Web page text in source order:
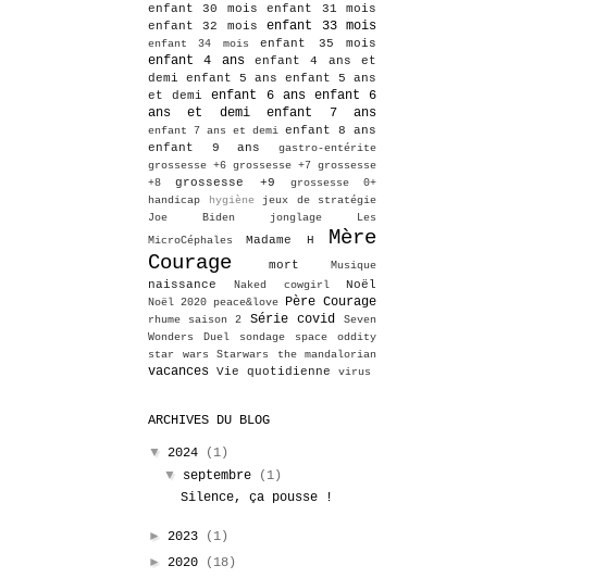
enfant 30 mois
enfant 31 mois
enfant 32 mois
enfant 33 mois
enfant 34 mois enfant 35 mois
enfant 4 ans
enfant 4 ans et
demi
enfant 5 ans
enfant 5 ans
et demi
enfant 6 ans enfant 6
ans et demi
enfant 7 ans
enfant 7 ans et demi enfant 8 ans
enfant 9 ans
gastro-entérite
grossesse +6 grossesse +7 grossesse
+8
grossesse +9
grossesse 0+
handicap
hygiène
jeux de stratégie
Joe Biden
jonglage
Les
MicroCéphales
Madame H
Mère
Courage
mort Musique
naissance Naked cowgirl Noël
Noël 2020 peace&love Père Courage
rhume saison 2 Série covid
Seven
Wonders Duel
sondage
space oddity
star wars
Starwars the mandalorian
vacances Vie quotidienne virus
ARCHIVES DU BLOG
▼ 2024
(1)
▼ septembre
(1)
Silence, ça pousse !
► 2023
(1)
► 2020
(18)